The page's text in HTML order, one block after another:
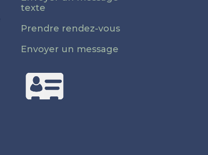
texte
Prendre rendez-vous
Envoyer un message